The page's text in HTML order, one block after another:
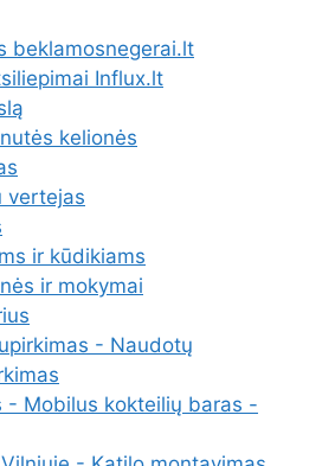
beklamosnegerai.lt
Influx.lt
kelionės
vertejas
ir kūdikiams
ir mokymai
- Naudotų
- Mobilus kokteilių baras -